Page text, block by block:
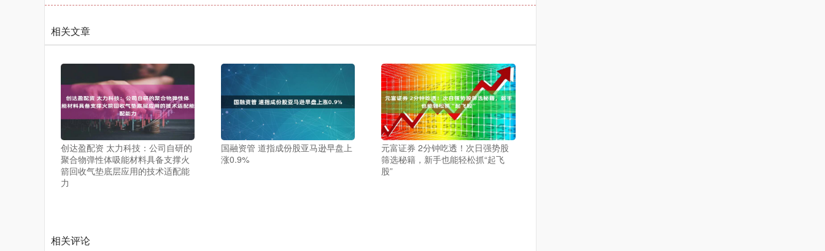
相关文章
创达盈配资 太力科技：公司自研的
聚合物弹性体吸能材料具备支撑火
箭回收气垫底层应用的技术适配能
力
国融资管 道指成份股亚马逊早盘上
涨0.9%
元富证券 2分钟吃透！次日强势股
筛选秘籍，新手也能轻松抓“起飞
股”
相关评论